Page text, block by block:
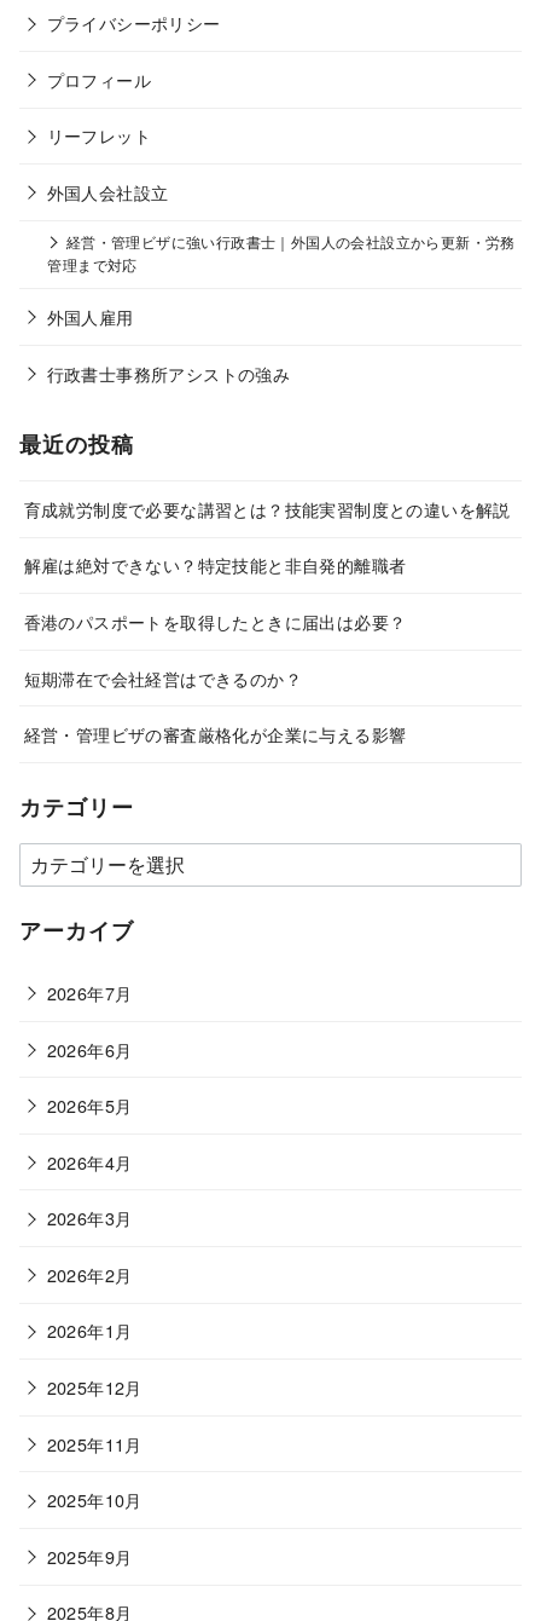
プライバシーポリシー
プロフィール
リーフレット
外国人会社設立
経営・管理ビザに強い行政書士｜外国人の会社設立から更新・労務
管理まで対応
外国人雇用
行政書士事務所アシストの強み
最近の投稿
育成就労制度で必要な講習とは？技能実習制度との違いを解説
解雇は絶対できない？特定技能と非自発的離職者
香港のパスポートを取得したときに届出は必要？
短期滞在で会社経営はできるのか？
経営・管理ビザの審査厳格化が企業に与える影響
カテゴリー
カ
テ
ゴ
ー
アーカイブ
2026年7月
2026年6月
2026年5月
2026年4月
2026年3月
2026年2月
2026年1月
2025年12月
2025年11月
2025年10月
2025年9月
2025年8月